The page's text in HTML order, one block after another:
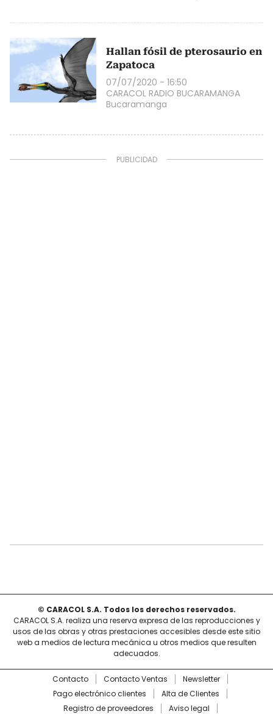
Hallan fósil de pterosaurio en
Zapatoca
07/07/2020 - 16:50
CARACOL RADIO BUCARAMANGA
Bucaramanga
© CARACOL S.A. Todos los derechos reservados.
CARACOL S.A. realiza una reserva expresa de las reproducciones y
usos de las obras y otras prestaciones accesibles desde este sitio
web a medios de lectura mecánica u otros medios que resulten
adecuados.
Contacto Contacto Ventas
Newsletter
Pago electrónico clientes
Alta de Clientes
Registro de proveedores
Aviso legal